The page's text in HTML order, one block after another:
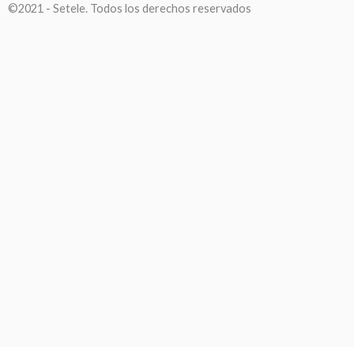
©2021 - Setele. Todos los derechos reservados